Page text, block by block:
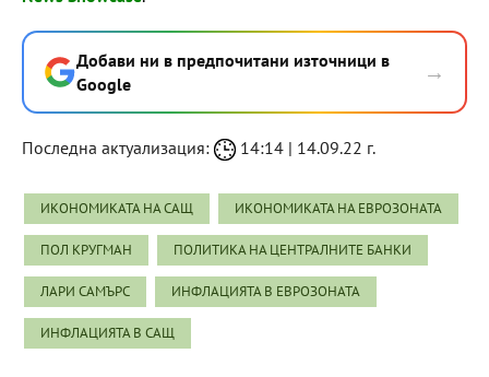
Добави ни в предпочитани източници в
Google
→
Последна актуализация: 14:14 | 14.09.22 г.
ИКОНОМИКАТА НА САЩ ИКОНОМИКАТА НА ЕВРОЗОНАТА
ПОЛ КРУГМАН ПОЛИТИКА НА ЦЕНТРАЛНИТЕ БАНКИ
ЛАРИ САМЪРС ИНФЛАЦИЯТА В ЕВРОЗОНАТА
ИНФЛАЦИЯТА В САЩ